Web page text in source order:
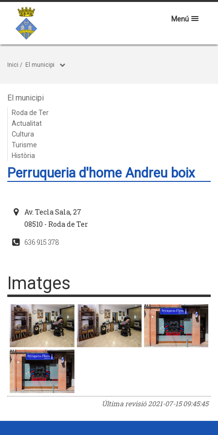
Menú
Inici / El municipi
El municipi
Roda de Ter
Actualitat
Cultura
Turisme
Història
Perruqueria d'home Andreu boix
Av. Tecla Sala, 27
08510 - Roda de Ter
636 915 378
Imatges
Última revisió2021-07-15 09:45:45